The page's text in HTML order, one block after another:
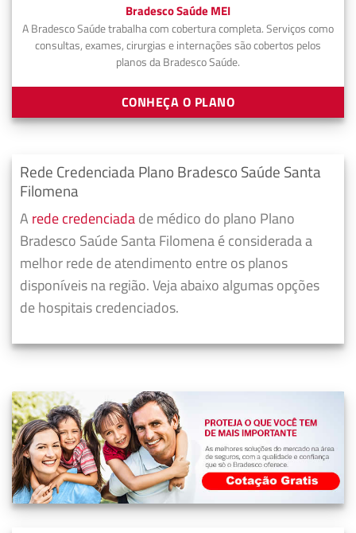
Bradesco Saúde MEI
A Bradesco Saúde trabalha com cobertura completa. Serviços como
consultas, exames, cirurgias e internações são cobertos pelos
planos da Bradesco Saúde.
CONHEÇA O PLANO
Rede Credenciada Plano Bradesco Saúde Santa
Filomena
A rede credenciadade médico do plano Plano
Bradesco Saúde Santa Filomena é considerada a
melhor rede de atendimento entre os planos
disponíveis na região. Veja abaixo algumas opções
de hospitais credenciados.